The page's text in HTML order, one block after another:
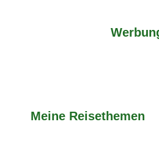
Meine Reisethemen